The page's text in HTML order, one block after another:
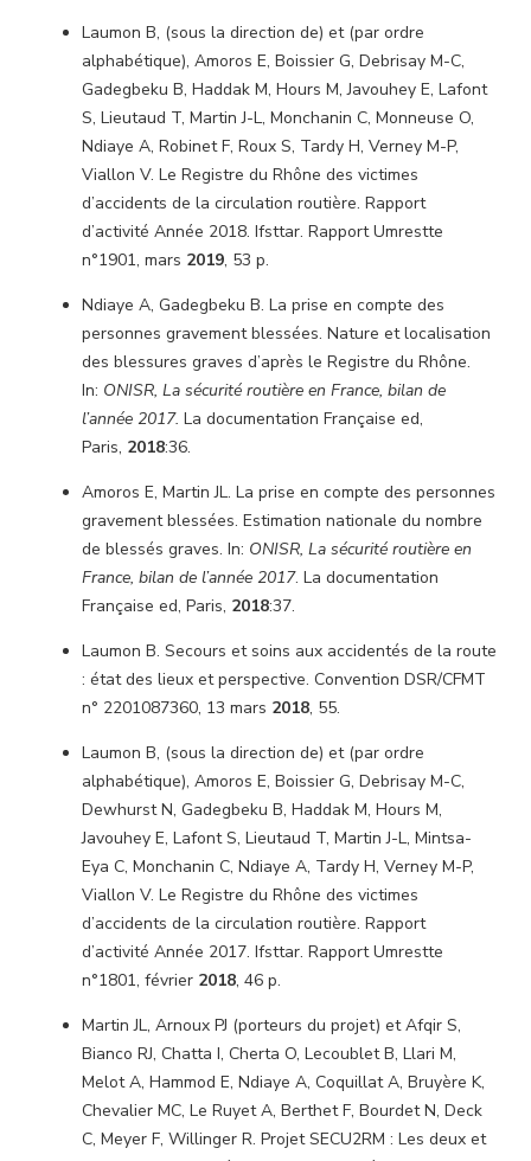
Laumon B, (sous la direction de) et (par ordre
alphabétique), Amoros E, Boissier G, Debrisay M-C,
Gadegbeku B, Haddak M, Hours M, Javouhey E, Lafont
S, Lieutaud T, Martin J-L, Monchanin C, Monneuse O,
Ndiaye A, Robinet F, Roux S, Tardy H, Verney M-P,
Viallon V. Le Registre du Rhône des victimes
d’accidents de la circulation routière. Rapport
d’activité Année 2018. Ifsttar. Rapport Umrestte
n°1901, mars 2019, 53 p.
Ndiaye A, Gadegbeku B. La prise en compte des
personnes gravement blessées. Nature et localisation
des blessures graves d’après le Registre du Rhône.
In: ONISR, La sécurité routière en France, bilan de
l’année 2017. La documentation Française ed,
Paris, 2018:36.
Amoros E, Martin JL. La prise en compte des personnes
gravement blessées. Estimation nationale du nombre
de blessés graves. In: ONISR, La sécurité routière en
France, bilan de l’année 2017. La documentation
Française ed, Paris, 2018:37.
Laumon B. Secours et soins aux accidentés de la route
: état des lieux et perspective. Convention DSR/CFMT
n° 2201087360, 13 mars 2018, 55.
Laumon B, (sous la direction de) et (par ordre
alphabétique), Amoros E, Boissier G, Debrisay M-C,
Dewhurst N, Gadegbeku B, Haddak M, Hours M,
Javouhey E, Lafont S, Lieutaud T, Martin J-L, Mintsa-
Eya C, Monchanin C, Ndiaye A, Tardy H, Verney M-P,
Viallon V. Le Registre du Rhône des victimes
d’accidents de la circulation routière. Rapport
d’activité Année 2017. Ifsttar. Rapport Umrestte
n°1801, février 2018, 46 p.
Martin JL, Arnoux PJ (porteurs du projet) et Afqir S,
Bianco RJ, Chatta I, Cherta O, Lecoublet B, Llari M,
Melot A, Hammod E, Ndiaye A, Coquillat A, Bruyère K,
Chevalier MC, Le Ruyet A, Berthet F, Bourdet N, Deck
C, Meyer F, Willinger R. Projet SECU2RM : Les deux et